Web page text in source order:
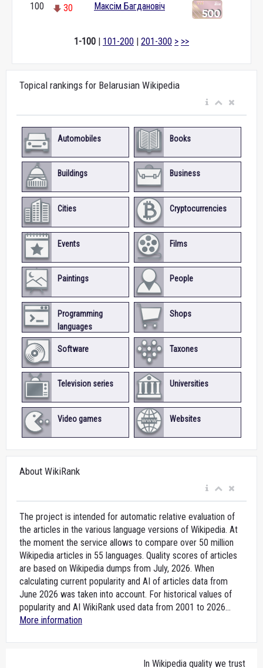
100 30 Максім Багдановіч
1-100 | 101-200 | 201-300 > >>
Topical rankings for Belarusian Wikipedia
Automobiles Books
Buildings Business
Cities Cryptocurrencies
Events Films
Paintings People
Programming
languages
Shops
Software Taxones
Television series Universities
Video games Websites
About WikiRank
The project is intended for automatic relative evaluation of
the articles in the various language versions of Wikipedia. At
the moment the service allows to compare over 50 million
Wikipedia articles in 55 languages. Quality scores of articles
are based on Wikipedia dumps from July, 2026. When
calculating current popularity and AI of articles data from
June 2026 was taken into account. For historical values of
popularity and AI WikiRank used data from 2001 to 2026...
More information
In Wikipedia quality we trust